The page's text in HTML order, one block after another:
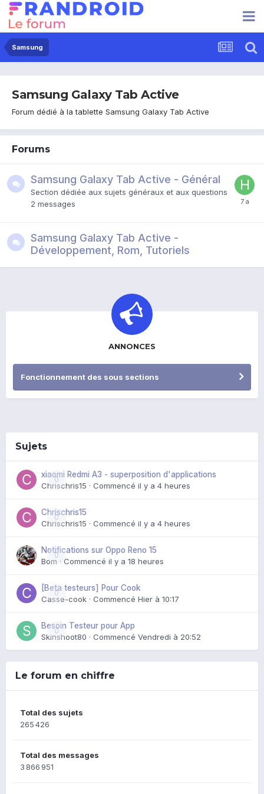
Samsung
Samsung Galaxy Tab Active
Forum dédié à la tablette Samsung Galaxy Tab Active
Forums
Samsung Galaxy Tab Active - Général
Section dédiée aux sujets généraux et aux questions
2 messages
Samsung Galaxy Tab Active -
Développement, Rom, Tutoriels
ANNONCES
Fonctionnement des sous sections
Sujets
0
xiaomi Redmi A3 - superposition d'applications
Chrischris15 · Commencé il y a 4 heures
0
Chrischris15
Chrischris15 · Commencé il y a 4 heures
0
Notifications sur Oppo Reno 15
Bom · Commencé il y a 18 heures
0
[Beta testeurs] Pour Cook
Casse-cook · Commencé Hier à 10:17
0
Besoin Testeur pour App
Skinshoot80 · Commencé Vendredi à 20:52
Le forum en chiffre
Total des sujets
265 426
Total des messages
3 866 951